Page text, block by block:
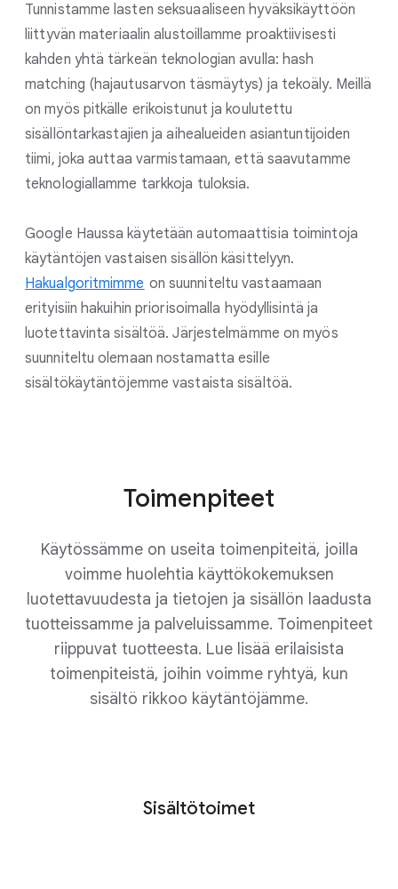
Tunnistamme lasten seksuaaliseen hyväksikäyttöön
liittyvän materiaalin alustoillamme proaktiivisesti
kahden yhtä tärkeän teknologian avulla: hash
matching (hajautusarvon täsmäytys) ja tekoäly. Meillä
on myös pitkälle erikoistunut ja koulutettu
sisällöntarkastajien ja aihealueiden asiantuntijoiden
tiimi, joka auttaa varmistamaan, että saavutamme
teknologiallamme tarkkoja tuloksia.
Google Haussa käytetään automaattisia toimintoja
käytäntöjen vastaisen sisällön käsittelyyn.
Hakualgoritmimme on suunniteltu vastaamaan
erityisiin hakuihin priorisoimalla hyödyllisintä ja
luotettavinta sisältöä. Järjestelmämme on myös
suunniteltu olemaan nostamatta esille
sisältökäytäntöjemme vastaista sisältöä.
Toimenpiteet
Käytössämme on useita toimenpiteitä, joilla
voimme huolehtia käyttökokemuksen
luotettavuudesta ja tietojen ja sisällön laadusta
tuotteissamme ja palveluissamme. Toimenpiteet
riippuvat tuotteesta. Lue lisää erilaisista
toimenpiteistä, joihin voimme ryhtyä, kun
sisältö rikkoo käytäntöjämme.
Sisältötoimet